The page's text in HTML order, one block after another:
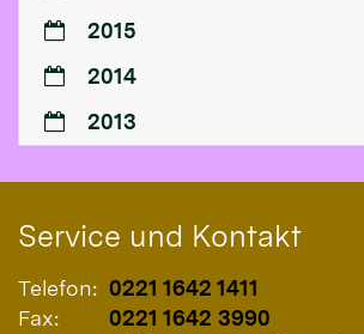
2015
2014
2013
Service und Kontakt
Telefon: 0221 1642 1411
Fax:
0221 1642 3990